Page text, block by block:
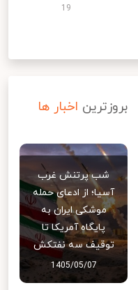
19
بروزترین اخبار ها
شب پرتنش غرب
آسیا؛ از ادعای حمله
موشکی ایران به
پایگاه آمریکا تا
توقیف سه نفتکش
1405/05/07